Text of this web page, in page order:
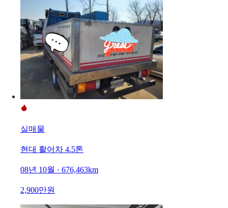
실매물
현대 활어차 4.5톤
08년 10월 · 676,463km
2,900만원